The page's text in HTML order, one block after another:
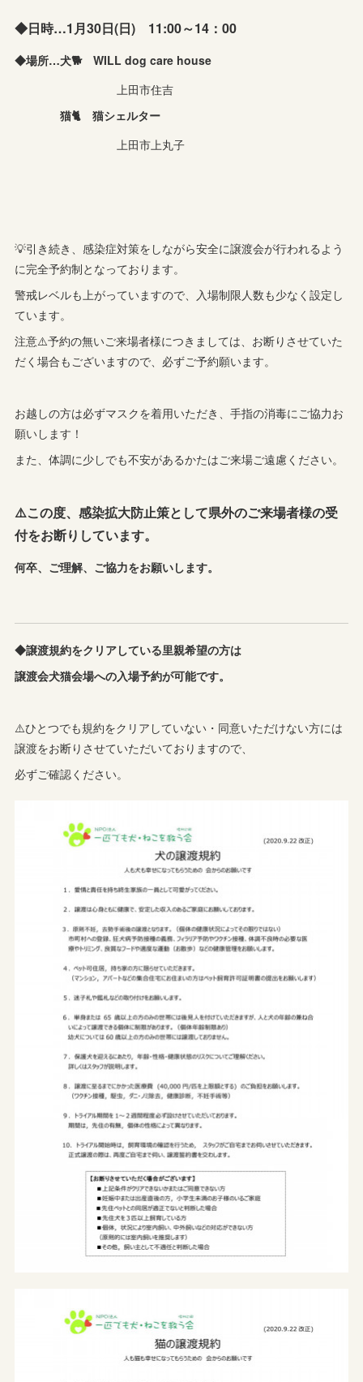
◆日時…1月30日(日) 11:00～14：00
◆場所…犬🐕 WILL dog care house
上田市住吉
猫🐈 猫シェルター
上田市上丸子
💡引き続き、感染症対策をしながら安全に譲渡会が行われるよう
に完全予約制となっております。
警戒レベルも上がっていますので、入場制限人数も少なく設定し
ています。
注意⚠️予約の無いご来場者様につきましては、お断りさせていた
だく場合もございますので、必ずご予約願います。
お越しの方は必ずマスクを着用いただき、手指の消毒にご協力お
願いします！
また、体調に少しでも不安があるかたはご来場ご遠慮ください。
⚠️この度、感染拡大防止策として県外のご来場者様の受
付をお断りしています。
何卒、ご理解、ご協力をお願いします。
◆譲渡規約をクリアしている里親希望の方は
譲渡会犬猫会場への入場予約が可能です。
⚠️ひとつでも規約をクリアしていない・同意いただけない方には
譲渡をお断りさせていただいておりますので、
必ずご確認ください。